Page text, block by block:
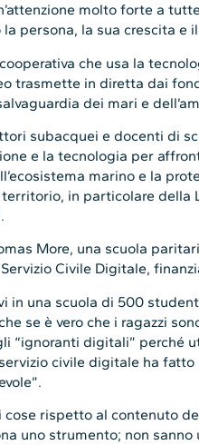
molto forte a
persona, la sua crescita e
che usa la
trasmette in diretta dai
dei mari e
subacquei e docenti di
e la tecnologia per
marino e la
in particolare della
More, una scuola
Civile Digitale,
in una scuola di 500
se è vero che i ragazzi
“ignoranti digitali” perché
civile digitale ha fatto
cose rispetto al contenuto
uno strumento; non sanno